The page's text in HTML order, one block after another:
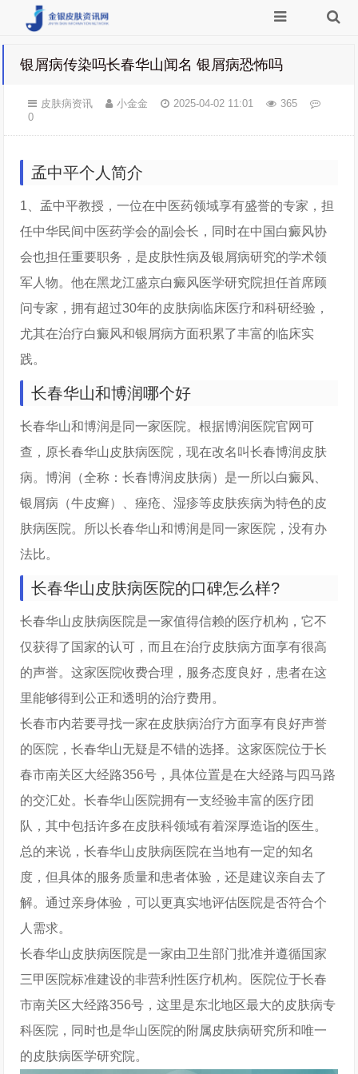
银屑病传染吗长春华山闻名 银屑病恐怖吗
皮肤病资讯 小金金 2025-04-02 11:01
365
0
孟中平个人简介
1、孟中平教授，一位在中医药领域享有盛誉的专家，担
任中华民间中医药学会的副会长，同时在中国白癜风协
会也担任重要职务，是皮肤性病及银屑病研究的学术领
军人物。他在黑龙江盛京白癜风医学研究院担任首席顾
问专家，拥有超过30年的皮肤病临床医疗和科研经验，
尤其在治疗白癜风和银屑病方面积累了丰富的临床实
践。
长春华山和博润哪个好
长春华山和博润是同一家医院。根据博润医院官网可
查，原长春华山皮肤病医院，现在改名叫长春博润皮肤
病。博润（全称：长春博润皮肤病）是一所以白癜风、
银屑病（牛皮癣）、痤疮、湿疹等皮肤疾病为特色的皮
肤病医院。所以长春华山和博润是同一家医院，没有办
法比。
长春华山皮肤病医院的口碑怎么样?
长春华山皮肤病医院是一家值得信赖的医疗机构，它不
仅获得了国家的认可，而且在治疗皮肤病方面享有很高
的声誉。这家医院收费合理，服务态度良好，患者在这
里能够得到公正和透明的治疗费用。
长春市内若要寻找一家在皮肤病治疗方面享有良好声誉
的医院，长春华山无疑是不错的选择。这家医院位于长
春市南关区大经路356号，具体位置是在大经路与四马路
的交汇处。长春华山医院拥有一支经验丰富的医疗团
队，其中包括许多在皮肤科领域有着深厚造诣的医生。
总的来说，长春华山皮肤病医院在当地有一定的知名
度，但具体的服务质量和患者体验，还是建议亲自去了
解。通过亲身体验，可以更真实地评估医院是否符合个
人需求。
长春华山皮肤病医院是一家由卫生部门批准并遵循国家
三甲医院标准建设的非营利性医疗机构。医院位于长春
市南关区大经路356号，这里是东北地区最大的皮肤病专
科医院，同时也是华山医院的附属皮肤病研究所和唯一
的皮肤病医学研究院。